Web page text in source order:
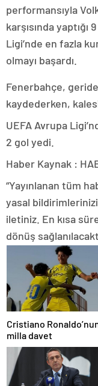
performansıyla
karşısında
Ligi’nde en fazla
olmayı başardı.
Fenerbahçe,
kaydederken,
UEFA Avrupa
2 gol yedi.
Haber Kaynak :
“Yayınlanan tüm
yasal
iletiniz. En kısa
dönüş
Cristiano
milla davet